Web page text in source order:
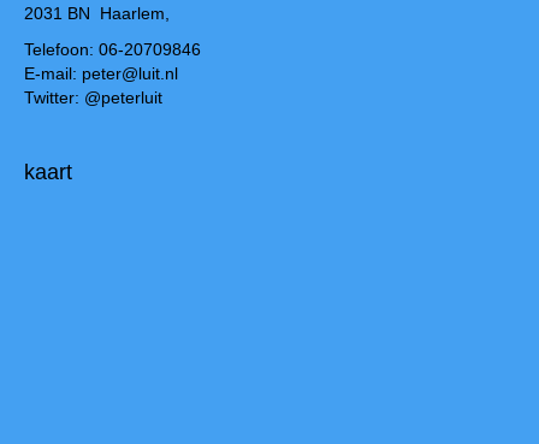
2031 BN Haarlem,
Telefoon: 06-20709846
E-mail: peter@luit.nl
Twitter: @peterluit
kaart